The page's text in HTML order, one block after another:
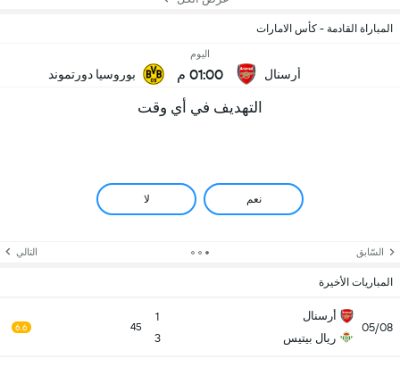
المباراة القادمة - كأس الامارات
أرسنال
اليوم
01:00 م بوروسيا دورتموند
التهديف في أي وقت
نعم لا
السّابق التالي
المباريات الأخيرة
05/08
أرسنال
ريال بيتيس
1
3
45
6.6